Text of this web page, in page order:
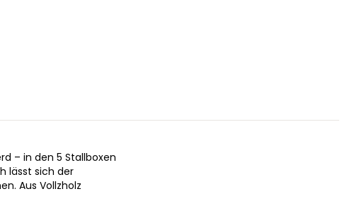
– in den 5 Stallboxen
lässt sich der
Aus Vollzholz